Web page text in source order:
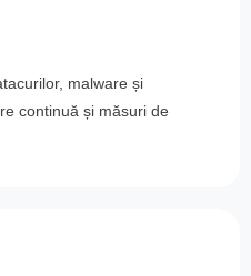
malware și
continuă și măsuri de